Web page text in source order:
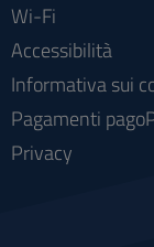
Wi-Fi
Accessibilità
Informativa sui
Pagamenti
Privacy